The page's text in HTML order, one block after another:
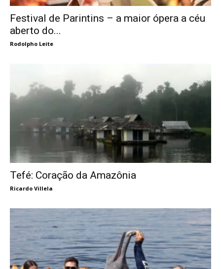
Festival de Parintins – a maior ópera a céu
aberto do...
Rodolpho Leite
Tefé: Coração da Amazônia
Ricardo Villela